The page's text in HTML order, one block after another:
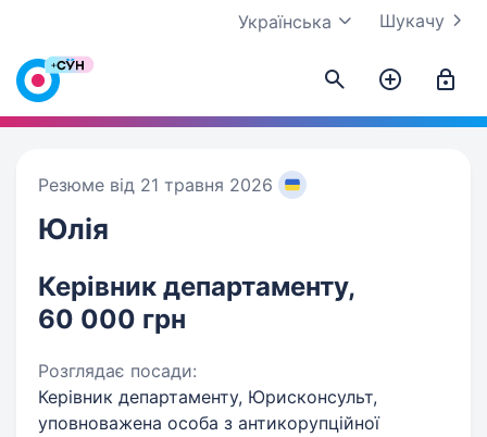
Шукачу
Українська
Резюме від 21 травня 2026
Юлія
Керівник департаменту,
60 000 грн
Розглядає посади:
Керівник департаменту, Юрисконсульт,
уповноважена особа з антикорупційної